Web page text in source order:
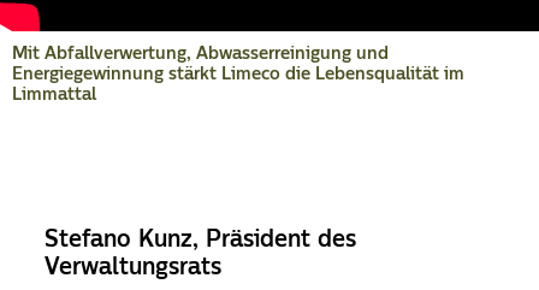
Mit Abfallverwertung, Abwasserreinigung und
Energiegewinnung stärkt Limeco die Lebensqualität im
Limmattal
Stefano Kunz, Präsident des
Verwaltungsrats